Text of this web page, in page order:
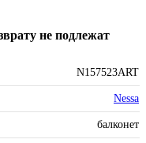
не подлежат
N157523ART
Nessa
балконет